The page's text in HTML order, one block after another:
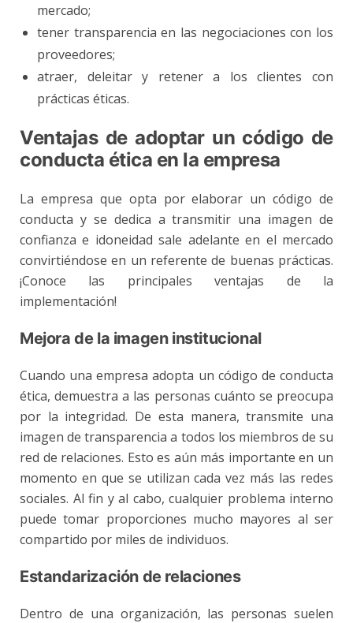
mercado;
tener transparencia en las negociaciones con los
proveedores;
atraer, deleitar y retener a los clientes con
prácticas éticas.
Ventajas de adoptar un código de
conducta ética en la empresa
La empresa que opta por elaborar un código de
conducta y se dedica a transmitir una imagen de
confianza e idoneidad sale adelante en el mercado
convirtiéndose en un referente de buenas prácticas.
¡Conoce las principales ventajas de la
implementación!
Mejora de la imagen institucional
Cuando una empresa adopta un código de conducta
ética, demuestra a las personas cuánto se preocupa
por la integridad. De esta manera, transmite una
imagen de transparencia a todos los miembros de su
red de relaciones. Esto es aún más importante en un
momento en que se utilizan cada vez más las redes
sociales. Al fin y al cabo, cualquier problema interno
puede tomar proporciones mucho mayores al ser
compartido por miles de individuos.
Estandarización de relaciones
Dentro de una organización, las personas suelen